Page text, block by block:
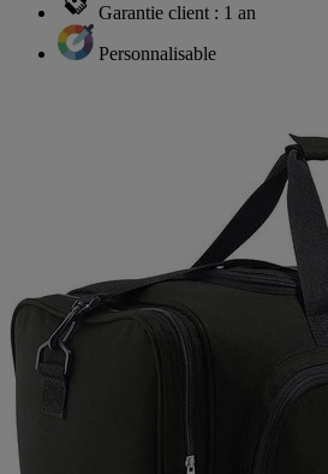
Garantie client : 1 an
Personnalisable